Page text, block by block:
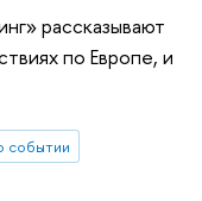
рассказывают
по Европе, и
событии